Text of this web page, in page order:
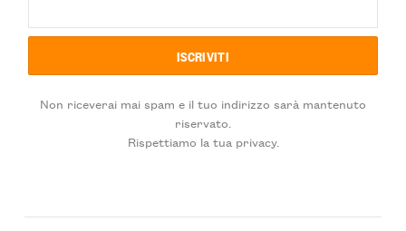
Non riceverai mai spam e il tuo indirizzo sarà mantenuto
riservato.
Rispettiamo la tua privacy.